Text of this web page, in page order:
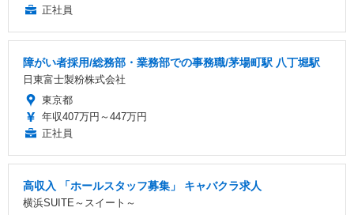
正社員
障がい者採用/総務部・業務部での事務職/茅場町駅 八丁堀駅
日東富士製粉株式会社
東京都
年収407万円～447万円
正社員
高収入 「ホールスタッフ募集」 キャバクラ求人
横浜SUITE～スイート～